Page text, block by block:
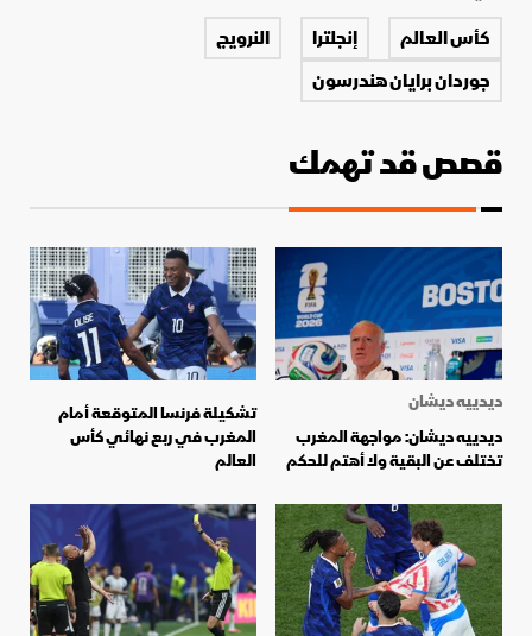
كأس العالم إنجلترا
النرويج
جوردان برايان هندرسون
قصص قد تهمك
ديدييه ديشان
ديدييه ديشان: مواجهة المغرب
تختلف عن البقية ولا أهتم للحكم
تشكيلة فرنسا المتوقعة أمام
المغرب في ربع نهائي كأس
العالم